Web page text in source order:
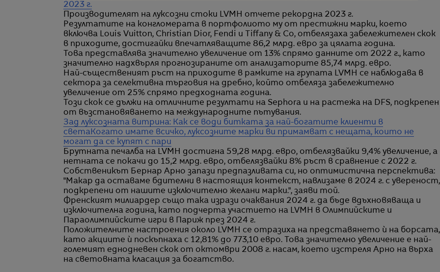
2023 г.
Производителят на луксозни стоки LVMH отчете рекордна 2023 г.
Резултатите на конгломерата в портфолиото му от престижни марки, което
включва Louis Vuitton, Christian Dior, Fendi и Tiffany & Co, отбелязаха забележителен скок
в приходите, достигайки впечатляващите 86,2 млрд. евро за цялата година.
Това представлява значително увеличение от 13% спрямо данните от 2022 г., като
значително надхвърля прогнозираните от анализаторите 85,74 млрд. евро.
Най-същественият ръст на приходите в рамките на групата LVMH се наблюдава в
сектора за селективна търговия на дребно, който отбеляза забележително
увеличение от 25% спрямо предходната година.
Този скок се дължи на отличните резултати на Sephora и на растежа на DFS, подкрепен
от възстановяването на международните пътувания.
Зад луксозната витрина: Как се води битката за най-богатите клиенти в
светаКогато имате всичко, луксозните марки ви примамват с нещата, които не
могат да се купят с пари
Брутната печалба на LVMH достигна 59,28 млрд. евро, отбелязвайки 9,4% увеличение, а
нетната се покачи до 15,2 млрд. евро, отбелязвайки 8% ръст в сравнение с 2022 г.
Собственикът Бернар Арно запази предпазливата си, но оптимистична перспектива:
"Макар да оставаме бдителни в настоящия контекст, навлизаме в 2024 г. с увереност,
подкрепени от нашите изключително желани марки.", заяви той.
Френският милиардер също така изрази очаквания 2024 г. да бъде вдъхновяваща и
изключителна година, като подчерта участието на LVMH в Олимпийските и
Параолимпийските игри в Париж през 2024 г.
Положителните настроения около LVMH се отразиха на представянето ѝ на борсата,
като акциите ѝ поскъпнаха с 12,81% до 773,10 евро. Това значително увеличение е най-
големият еднодневен скок от октомври 2008 г. насам, което изстреля Арно на върха
на световната класация за богатство.